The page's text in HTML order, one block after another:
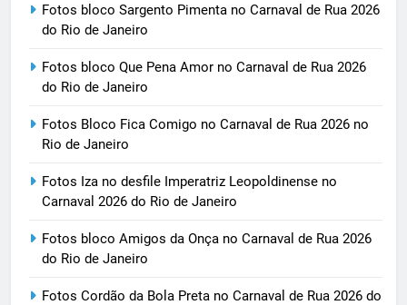
Fotos bloco Sargento Pimenta no Carnaval de Rua 2026
do Rio de Janeiro
Fotos bloco Que Pena Amor no Carnaval de Rua 2026
do Rio de Janeiro
Fotos Bloco Fica Comigo no Carnaval de Rua 2026 no
Rio de Janeiro
Fotos Iza no desfile Imperatriz Leopoldinense no
Carnaval 2026 do Rio de Janeiro
Fotos bloco Amigos da Onça no Carnaval de Rua 2026
do Rio de Janeiro
Fotos Cordão da Bola Preta no Carnaval de Rua 2026 do